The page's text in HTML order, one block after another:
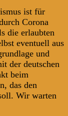
ist für
Corona
die erlaubten
eventuell aus
und
der deutschen
beim
das den
Wir warten